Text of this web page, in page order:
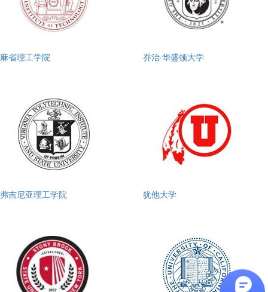
麻省理工学院 乔治·华盛顿大学
弗吉尼亚理工学院 犹他大学